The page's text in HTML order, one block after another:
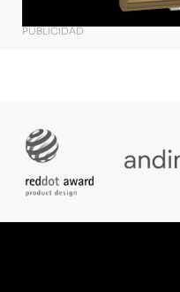
PUBLICIDAD